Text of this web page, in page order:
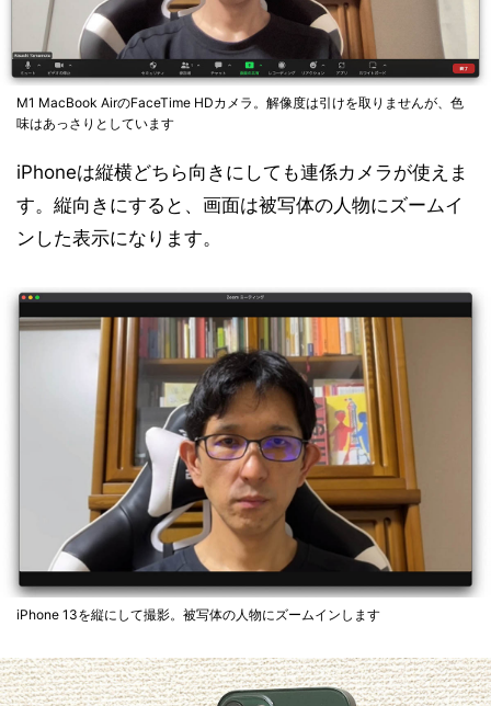
M1 MacBook AirのFaceTime HDカメラ。解像度は引けを取りませんが、色
味はあっさりとしています
iPhoneは縦横どちら向きにしても連係カメラが使えま
す。縦向きにすると、画面は被写体の人物にズームイ
ンした表示になります。
iPhone 13を縦にして撮影。被写体の人物にズームインします